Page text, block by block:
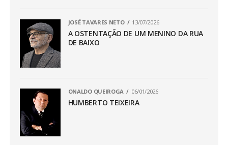
JOSÉ TAVARES NETO 13/07/2026
A OSTENTAÇÃO DE UM MENINO DA RUA
DE BAIXO
ONALDO QUEIROGA 06/01/2026
HUMBERTO TEIXEIRA